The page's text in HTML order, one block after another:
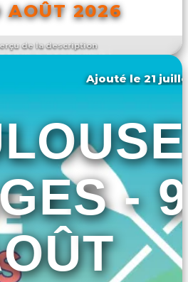
de la description
AOÛT 2026
L'ÉVÉNEMENT
Ajouté le 21
- 9